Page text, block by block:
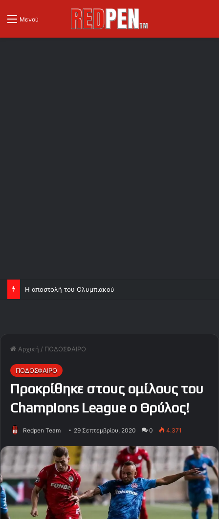
Μενού
Η αποστολή του Ολυμπιακού
Αρχική / ΠΟΔΟΣΦΑΙΡΟ
ΠΟΔΟΣΦΑΙΡΟ
Προκρίθηκε στους ομίλους του
Champions League ο Θρύλος!
Redpen Team 29 Σεπτεμβρίου, 2020 0 4.371